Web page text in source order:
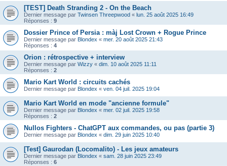
[TEST] Death Stranding 2 - On the Beach
Dernier message par Twinsen Threepwood « lun. 25 août 2025 16:49
Réponses : 9
Dossier Prince of Persia : màj Lost Crown + Rogue Prince
Dernier message par Blondex « mer. 20 août 2025 21:43
Réponses : 4
Orion : rétrospective + interview
Dernier message par Wizzy « dim. 10 août 2025 11:11
Réponses : 2
Mario Kart World : circuits cachés
Dernier message par Blondex « ven. 04 juil. 2025 19:04
Mario Kart World en mode "ancienne formule"
Dernier message par Blondex « mer. 02 juil. 2025 19:58
Réponses : 2
Nullos Fighters - ChatGPT aux commandes, ou pas (partie 3)
Dernier message par Blondex « dim. 29 juin 2025 10:40
[Test] Gaurodan (Locomalito) - Les jeux amateurs
Dernier message par Blondex « sam. 28 juin 2025 23:49
Réponses : 6